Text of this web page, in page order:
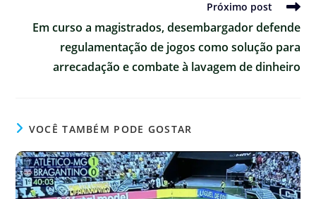
Próximo post
Em curso a magistrados, desembargador defende
regulamentação de jogos como solução para
arrecadação e combate à lavagem de dinheiro
VOCÊ TAMBÉM PODE GOSTAR